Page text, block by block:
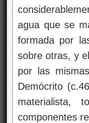
agua que se
formada por
sobre otras, y
por las
Demócrito
materialista,
componentes